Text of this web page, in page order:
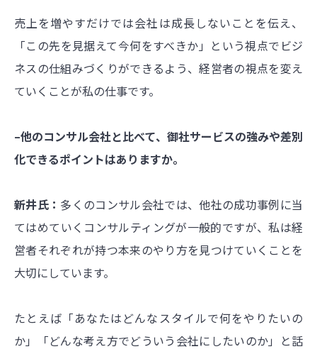
売上を増やすだけでは会社は成長しないことを伝え、
「この先を見据えて今何をすべきか」という視点でビジ
ネスの仕組みづくりができるよう、経営者の視点を変え
ていくことが私の仕事です。
–他のコンサル会社と比べて、御社サービスの強みや差別
化できるポイントはありますか。
新井氏： 多くのコンサル会社では、他社の成功事例に当
てはめていくコンサルティングが一般的ですが、私は経
営者それぞれが持つ本来のやり方を見つけていくことを
大切にしています。
たとえば「あなたはどんなスタイルで何をやりたいの
か」「どんな考え方でどういう会社にしたいのか」と話